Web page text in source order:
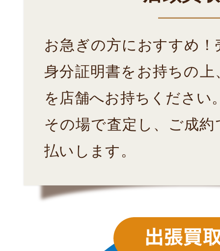
お急ぎの方におすすめ！
身分証明書をお持ちの
を店舗へお持ちください
その場で査定し、ご成
払いします。